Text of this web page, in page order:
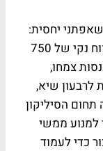
יחסית:
הכנסות שנתיות של 2.8 מיליארד דולר ורווח נקי של 750
ההכנסות צמחו,
לרבעון שיא,
הסיליקון
למנוע ממשי
כדי לעמוד